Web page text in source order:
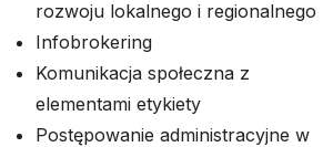
rozwoju lokalnego i regionalnego
Infobrokering
Komunikacja społeczna z
elementami etykiety
Postępowanie administracyjne w